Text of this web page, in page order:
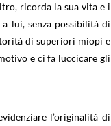
ricorda la sua vita e i
lui, senza possibilità di
di superiori miopi e
e ci fa luccicare gli
l’originalità di